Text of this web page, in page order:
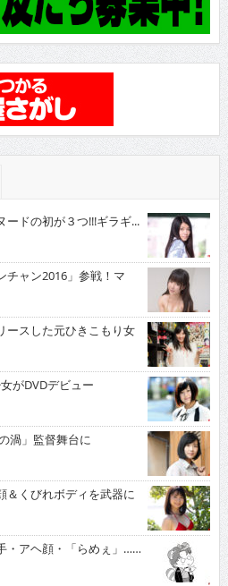
ドの初が３つ!!!ギラギ...
ャン2016」参戦！マ
スした元ひきこもり女
がDVDデビュー
渦」監督舞台に
くびれボディを武器に
アヘ顔・「らめぇ」……